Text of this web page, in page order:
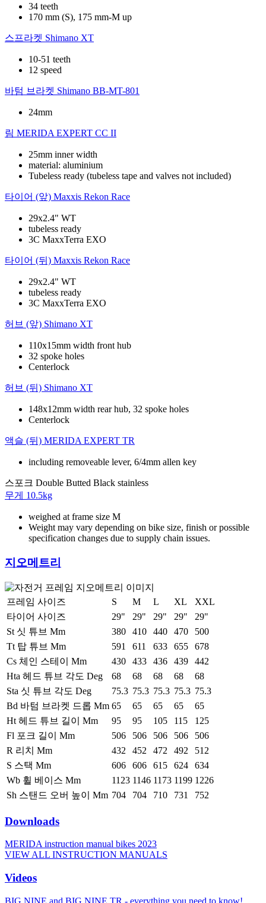
34 teeth
170 mm (S), 175 mm-M up
스프라켓 Shimano XT
10-51 teeth
12 speed
바텀 브라켓 Shimano BB-MT-801
24mm
림 MERIDA EXPERT CC II
25mm inner width
material: aluminium
Tubeless ready (tubeless tape and valves not included)
타이어 (앞) Maxxis Rekon Race
29x2.4" WT
tubeless ready
3C MaxxTerra EXO
타이어 (뒤) Maxxis Rekon Race
29x2.4" WT
tubeless ready
3C MaxxTerra EXO
허브 (앞) Shimano XT
110x15mm width front hub
32 spoke holes
Centerlock
허브 (뒤) Shimano XT
148x12mm width rear hub, 32 spoke holes
Centerlock
액슬 (뒤) MERIDA EXPERT TR
including removeable lever, 6/4mm allen key
스포크 Double Butted Black stainless
무게 10.5kg
weighed at frame size M
Weight may vary depending on bike size, finish or possible
specification changes due to supply chain issues.
지오메트리
프레임 사이즈 S M L XL
XXL
타이어 사이즈
29" 29" 29" 29"
29"
St 싯 튜브 Mm
380 410 440 470
500
Tt 탑 튜브 Mm
591 611 633 655
678
Cs 체인 스테이 Mm
430 433 436 439
442
Hta 헤드 튜브 각도 Deg
68 68 68 68
68
Sta 싯 튜브 각도 Deg
75.3 75.3 75.3 75.3 75.3
Bd 바텀 브라켓 드롭 Mm 65 65 65 65
65
Ht 헤드 튜브 길이 Mm
95 95 105 115
125
Fl 포크 길이 Mm
506 506 506 506
506
R 리치 Mm
432 452 472 492
512
S 스택 Mm
606 606 615 624
634
Wb 휠 베이스 Mm
1123 1146 1173 1199 1226
Sh 스탠드 오버 높이 Mm 704 704 710 731 752
Downloads
MERIDA instruction manual bikes 2023
VIEW ALL INSTRUCTION MANUALS
Videos
BIG.NINE and BIG.NINE TR - everything you need to know!